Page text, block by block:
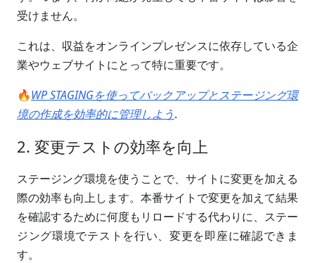
受けません。
これは、収益をオンラインプレゼンスに依存している企
業やウェブサイトにとって特に重要です。
🔥WP STAGINGを使ってバックアップとステージング環
境の作成を効率的に管理しよう.
2. 変更テストの効率を向上
ステージング環境を使うことで、サイトに変更を加える
際の効率も向上します。本番サイトで変更を加えて結果
を確認するために何度もリロードする代わりに、ステー
ジング環境でテストを行い、変更を即座に確認できま
す。